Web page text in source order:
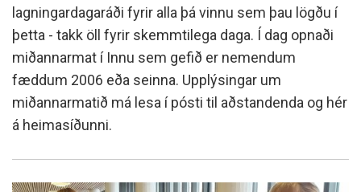
lagningardagaráði fyrir alla þá vinnu sem þau lögðu í
þetta - takk öll fyrir skemmtilega daga. Í dag opnaði
miðannarmat í Innu sem gefið er nemendum
fæddum 2006 eða seinna. Upplýsingar um
miðannarmatið má lesa í pósti til aðstandenda og hér
á heimasíðunni.